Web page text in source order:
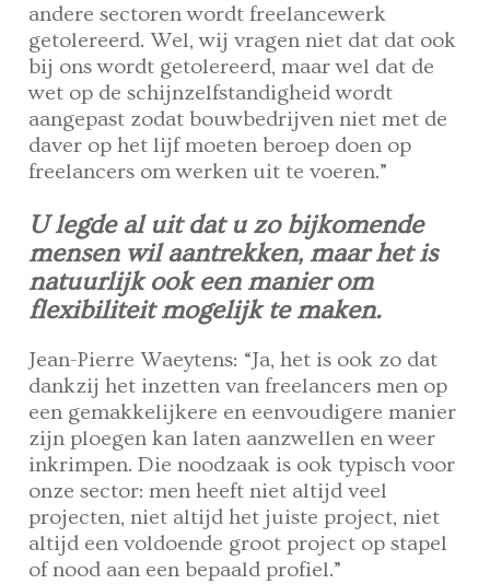
andere sectoren wordt freelancewerk
getolereerd. Wel, wij vragen niet dat dat ook
bij ons wordt getolereerd, maar wel dat de
wet op de schijnzelfstandigheid wordt
aangepast zodat bouwbedrijven niet met de
daver op het lijf moeten beroep doen op
freelancers om werken uit te voeren.”
U legde al uit dat u zo bijkomende
mensen wil aantrekken, maar het is
natuurlijk ook een manier om
flexibiliteit mogelijk te maken.
Jean-Pierre Waeytens: “Ja, het is ook zo dat
dankzij het inzetten van freelancers men op
een gemakkelijkere en eenvoudigere manier
zijn ploegen kan laten aanzwellen en weer
inkrimpen. Die noodzaak is ook typisch voor
onze sector: men heeft niet altijd veel
projecten, niet altijd het juiste project, niet
altijd een voldoende groot project op stapel
of nood aan een bepaald profiel.”